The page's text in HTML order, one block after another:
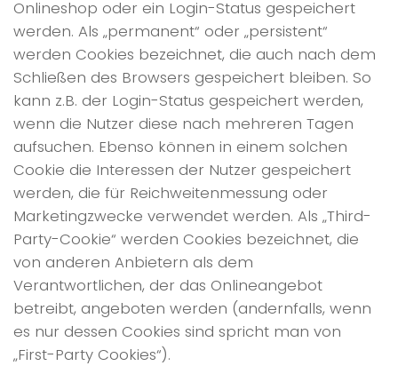
Onlineshop oder ein Login-Status gespeichert
werden. Als „permanent“ oder „persistent“
werden Cookies bezeichnet, die auch nach dem
Schließen des Browsers gespeichert bleiben. So
kann z.B. der Login-Status gespeichert werden,
wenn die Nutzer diese nach mehreren Tagen
aufsuchen. Ebenso können in einem solchen
Cookie die Interessen der Nutzer gespeichert
werden, die für Reichweitenmessung oder
Marketingzwecke verwendet werden. Als „Third-
Party-Cookie“ werden Cookies bezeichnet, die
von anderen Anbietern als dem
Verantwortlichen, der das Onlineangebot
betreibt, angeboten werden (andernfalls, wenn
es nur dessen Cookies sind spricht man von
„First-Party Cookies“).